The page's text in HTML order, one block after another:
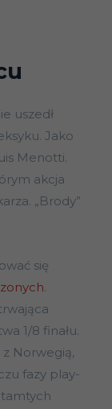
uszedł
Jako
Menotti.
akcja
„Brody”
się
.
1/8 finału.
Norwegią,
fazy play-